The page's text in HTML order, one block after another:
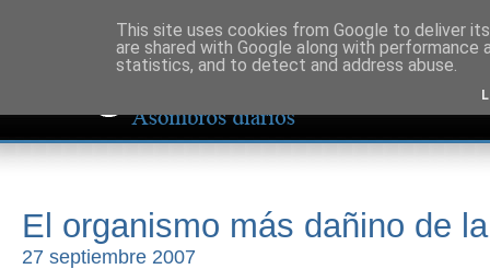
El organismo más dañino de
27 septiembre 2007
This site uses cookies from Google to deliver
are shared with Google along with
statistics, and to detect and address abuse.